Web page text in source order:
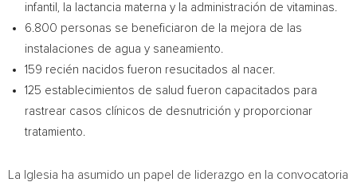
infantil, la lactancia materna y la administración de vitaminas.
6.800 personas se beneficiaron de la mejora de las
instalaciones de agua y saneamiento.
159 recién nacidos fueron resucitados al nacer.
125 establecimientos de salud fueron capacitados para
rastrear casos clínicos de desnutrición y proporcionar
tratamiento.
La Iglesia ha asumido un papel de liderazgo en la convocatoria